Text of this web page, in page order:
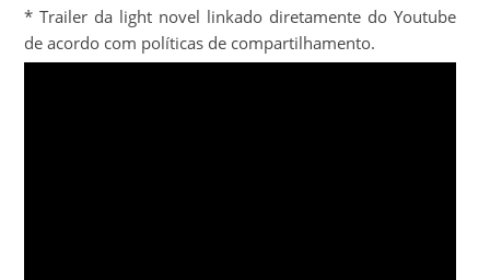
* Trailer da light novel linkado diretamente do Youtube
de acordo com políticas de compartilhamento.